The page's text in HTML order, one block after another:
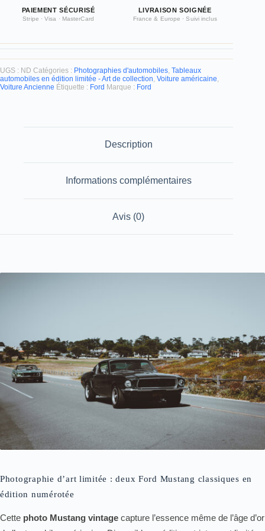
PAIEMENT SÉCURISÉ
Stripe · Visa · MasterCard
LIVRAISON SOIGNÉE
France & Europe · Suivi inclus
UGS : ND Catégories : Photographies d'automobiles Tableaux
automobiles en édition limitée - Art de collection Voiture américaine
Voiture Ancienne Étiquette : Ford Marque : Ford
Description
Informations complémentaires
Avis (0)
Photographie d’art limitée : deux Ford Mustang classiques en
édition numérotée
Cette photo Mustang vintage capture l’essence même de l’âge d’or